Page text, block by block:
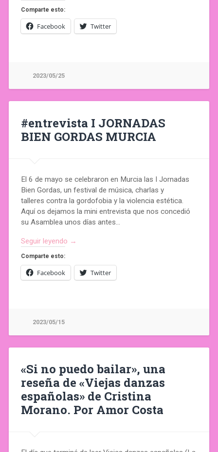
Comparte esto:
Facebook Twitter
2023/05/25
#entrevista I JORNADAS
BIEN GORDAS MURCIA
El 6 de mayo se celebraron en Murcia las I Jornadas
Bien Gordas, un festival de música, charlas y
talleres contra la gordofobia y la violencia estética.
Aquí os dejamos la mini entrevista que nos concedió
su Asamblea unos días antes…
Seguir leyendo →
Comparte esto:
Facebook Twitter
2023/05/15
«Si no puedo bailar», una
reseña de «Viejas danzas
españolas» de Cristina
Morano. Por Amor Costa